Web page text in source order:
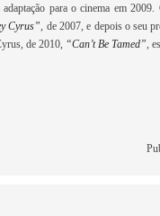
adaptação para o cinema em
Cyrus” , de 2007, e depois o seu
de 2010, “Can’t Be Tamed” ,